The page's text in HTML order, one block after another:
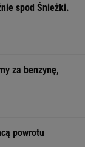
spod Śnieżki.
za benzynę,
powrotu